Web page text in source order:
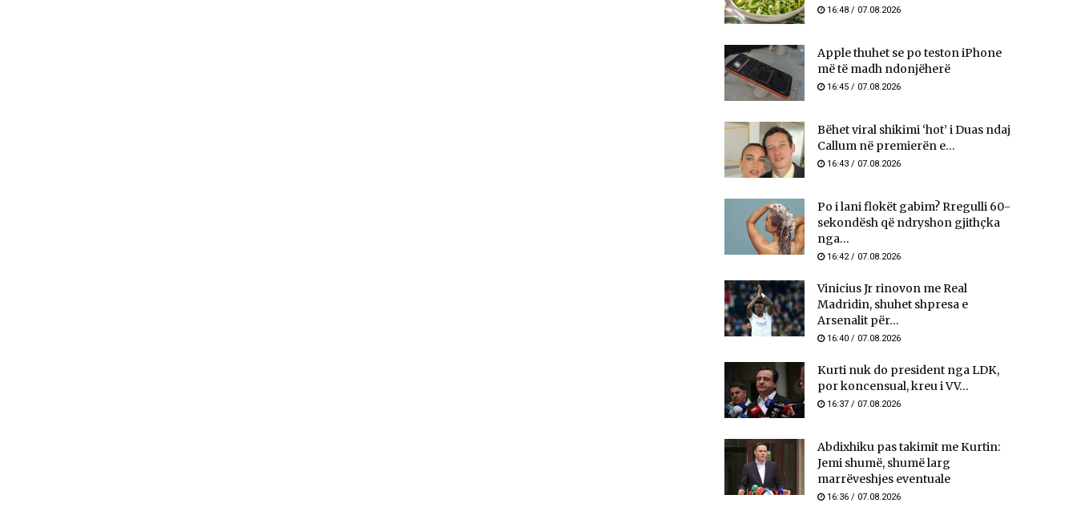
16:48 / 07.08.2026
Apple thuhet se po teston iPhone
më të madh ndonjëherë
16:45 / 07.08.2026
Bëhet viral shikimi ‘hot’ i Duas ndaj
Callum në premierën e...
16:43 / 07.08.2026
Po i lani flokët gabim? Rregulli 60-
sekondësh që ndryshon gjithçka
nga...
16:42 / 07.08.2026
Vinicius Jr rinovon me Real
Madridin, shuhet shpresa e
Arsenalit për...
16:40 / 07.08.2026
Kurti nuk do president nga LDK,
por koncensual, kreu i VV...
16:37 / 07.08.2026
Abdixhiku pas takimit me Kurtin:
Jemi shumë, shumë larg
marrëveshjes eventuale
16:36 / 07.08.2026